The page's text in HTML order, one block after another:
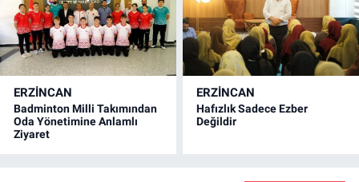
ERZINCAN
Badminton Milli Takımından
Oda Yönetimine Anlamlı
Ziyaret
ERZINCAN
Hafızlık Sadece Ezber
Değildir